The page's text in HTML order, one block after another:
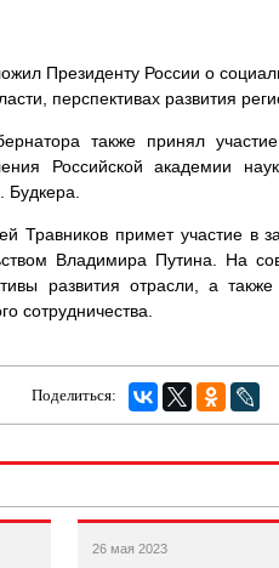
Президенту России о
перспективах развития
также принял
Российской академии
Травников примет участие в
Владимира Путина. На
развития отрасли, а
сотрудничества.
Поделиться:
26 мая 2023